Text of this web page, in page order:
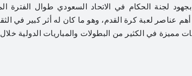
لجنة الحكام في الاتحاد السعودي طوال الفترة
عناصر لعبة كرة القدم، وهو ما كان له أثر كبير في
مميزة في الكثير من البطولات والمباريات الدولية خلال